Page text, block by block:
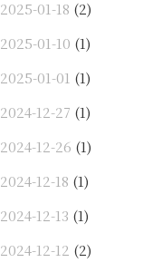
2025-01-18 (2)
2025-01-10 (1)
2025-01-01 (1)
2024-12-27 (1)
2024-12-26 (1)
2024-12-18 (1)
2024-12-13 (1)
2024-12-12 (2)